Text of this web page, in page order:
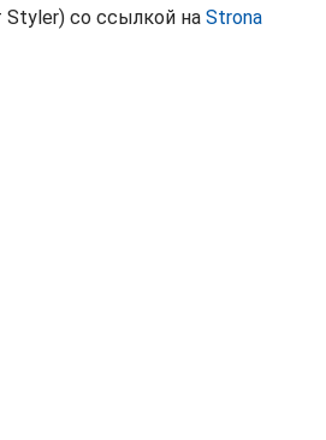
со ссылкой на Strona